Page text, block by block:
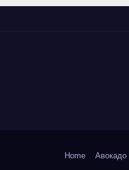
Home Авокадо